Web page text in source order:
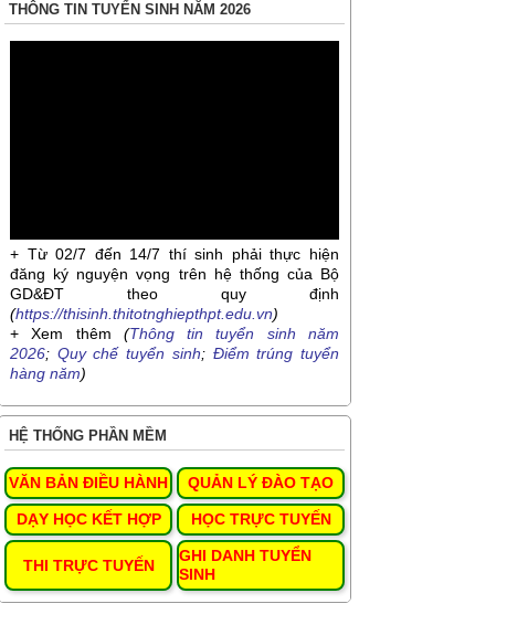
THÔNG TIN TUYỂN SINH NĂM 2026
+ Từ 02/7 đến 14/7 thí sinh phải thực hiện
đăng ký nguyện vọng trên hệ thống của Bộ
GD&ĐT theo quy định
(https://thisinh.thitotnghiepthpt.edu.vn)
+ Xem thêm (Thông tin tuyển sinh năm
2026; Quy chế tuyển sinh; Điểm trúng tuyển
hàng năm)
HỆ THỐNG PHẦN MỀM
VĂN BẢN ĐIỀU HÀNH QUẢN LÝ ĐÀO TẠO
DẠY HỌC KẾT HỢP HỌC TRỰC TUYẾN
THI TRỰC TUYẾN
GHI DANH TUYỂN
SINH